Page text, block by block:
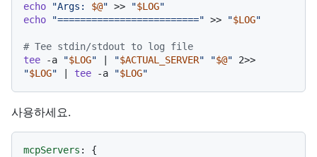
echo
"Args: $@" >> "$LOG"
echo
"=========================" >> "$LOG"
# Tee stdin/stdout to log file
tee -a "$LOG" "$ACTUAL_SERVER" "$@"
"$LOG" tee -a "$LOG"
사용하세요.
mcpServers : {